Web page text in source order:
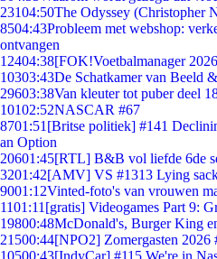
23104:50The Odyssey (Christopher
8504:43Probleem met webshop:
ontvangen
12404:38[FOK!Voetbalmanager
10303:43De Schatkamer van Beeld
29603:38Van kleuter tot puber deel
10102:52NASCAR #67
8701:51 [Britse politiek] #141
an Option
20601:45[RTL] B&B vol liefde 6de
3201:42[AMV] VS #1313 Lying
9001:12Vinted-foto's van vrouwen
1101:11 [gratis] Videogames Part 9:
19800:48McDonald's, Burger King
21500:44[NPO2] Zomergasten 2026
10500:43[IndyCar] #115 We're in